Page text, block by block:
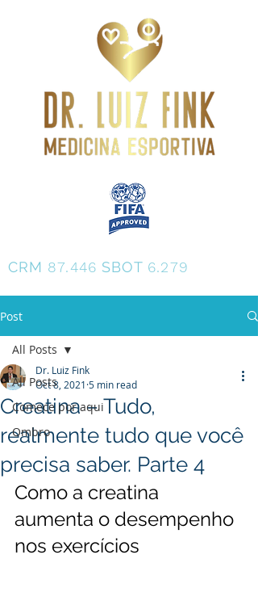
CRM 87.446 SBOT 6.279
Post
All Posts
Comece por aqui
Ombro
All Posts
Creatina – Tudo,
realmente tudo que você
precisa saber. Parte 4
Dr. Luiz Fink
Oct 8, 2021 5 min read
Como a creatina
aumenta o desempenho
nos exercícios